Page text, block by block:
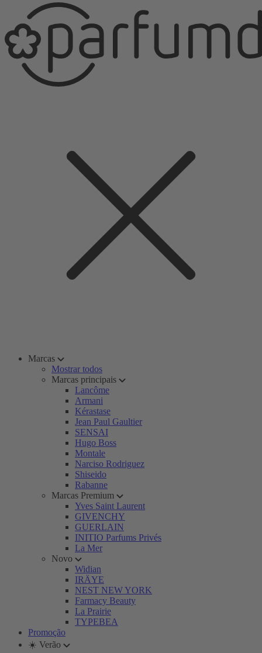
Marcas
Mostrar todos
Marcas principais
Lancôme
Armani
Kérastase
Jean Paul Gaultier
SENSAI
Hugo Boss
Montale
Narciso Rodriguez
Shiseido
Rabanne
Marcas Premium
Yves Saint Laurent
GIVENCHY
GUERLAIN
INITIO Parfums Privés
La Mer
Novo
Widian
IRÄYE
NEST NEW YORK
Farmacy Beauty
La Prairie
TYPEBEA
Promoção
☀️ Verão